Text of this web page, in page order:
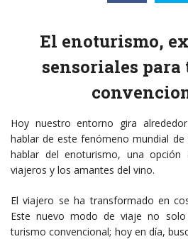
El enoturismo,
sensoriales
Hoy nuestro entorno gira
hablar de este fenómeno mundial
hablar del enoturismo, una opción
viajeros y los amantes del vino.
El viajero se ha transformado en
Este nuevo modo de viaje no
turismo convencional; hoy en día,